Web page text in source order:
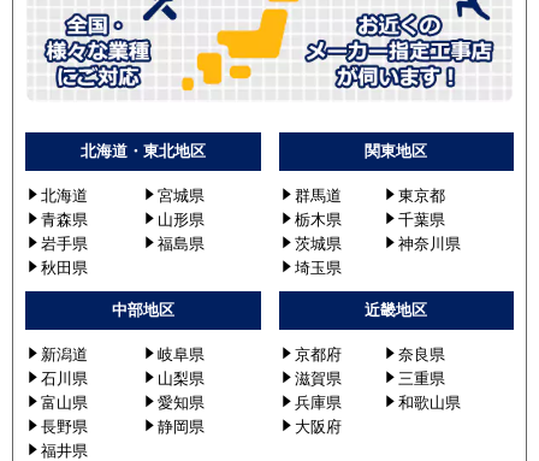
北海道・東北地区
北海道
宮城県
青森県
山形県
岩手県
福島県
秋田県
関東地区
群馬道
東京都
栃木県
千葉県
茨城県
神奈川県
埼玉県
中部地区
新潟道
岐阜県
石川県
山梨県
富山県
愛知県
長野県
静岡県
福井県
近畿地区
京都府
奈良県
滋賀県
三重県
兵庫県
和歌山県
大阪府